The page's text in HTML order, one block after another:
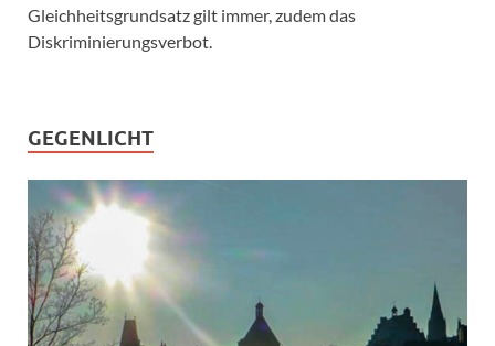
Gleichheitsgrundsatz gilt immer, zudem das
Diskriminierungsverbot.
GEGENLICHT